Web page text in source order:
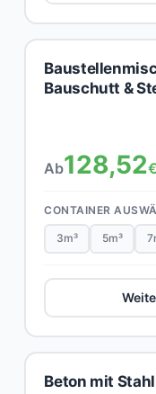
Bauschutt &
Ab128,52€
CONTAINER
3m³ 5m³
Beton mit